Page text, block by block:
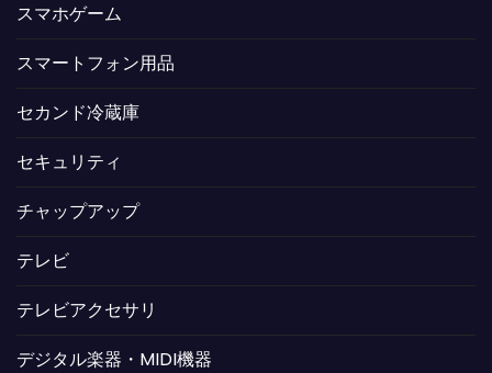
スマホゲーム
スマートフォン用品
セカンド冷蔵庫
セキュリティ
チャップアップ
テレビ
テレビアクセサリ
デジタル楽器・MIDI機器